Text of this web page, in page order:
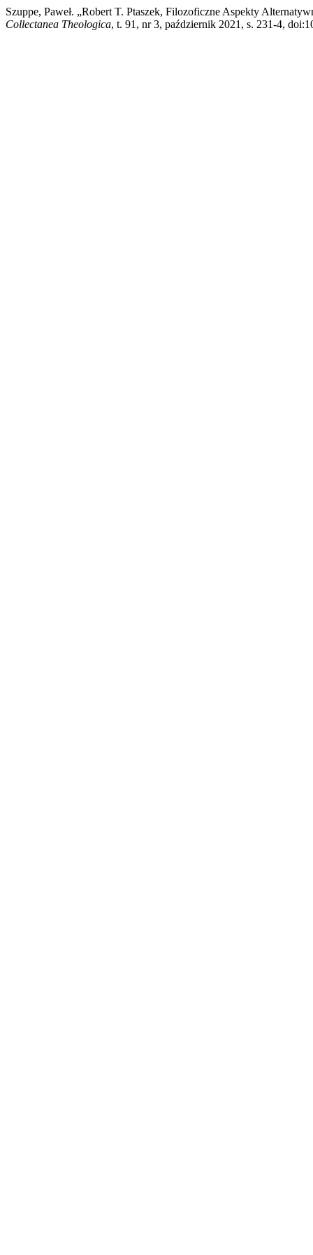
Szuppe, Paweł. „Robert T. Ptaszek, Filozoficzne Aspekty
Collectanea Theologica, t. 91, nr 3, październik 2021, s. 231-4,